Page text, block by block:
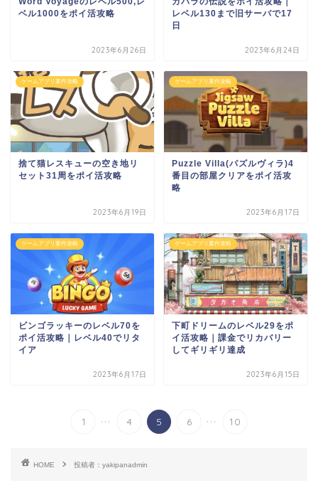
ベル1000をポイ活攻略
2023年6月26日
レベル130まで旧サーバで17
日
2023年6月24日
ゲームアプリ案件攻略
捨て猫レスキューの空き地リ
セット31周をポイ活攻略
2023年6月19日
ゲームアプリ案件攻略
Puzzle Villa(パズルヴィラ)4
番目の部屋クリアをポイ活攻
略
2023年6月17日
ゲームアプリ案件攻略
ビンゴラッキーのレベル70を
ポイ活攻略｜レベル40でリタ
イア
2023年6月17日
ゲームアプリ案件攻略
下町ドリームのレベル29をポ
イ活攻略｜課金でリカバリー
してギリギリ達成
2023年6月15日
1 ... 4 5 6 ... 10
HOME 投稿者：yakipanadmin